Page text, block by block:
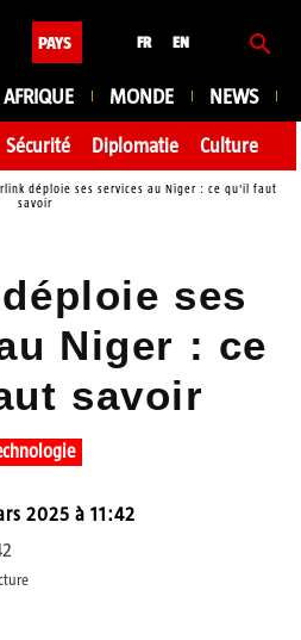
PAYS FR EN
AFRIQUE MONDE NEWS
Sécurité Diplomatie Culture
déploie ses services au Niger : ce qu'il faut
savoir
ses
Niger : ce
savoir
2025 à 11:42